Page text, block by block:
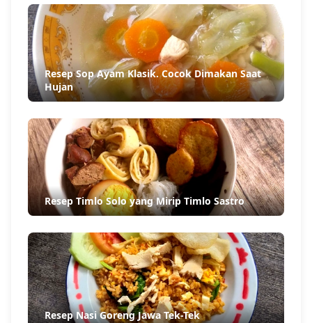
Resep Sop Ayam Klasik. Cocok Dimakan Saat
Hujan
Resep Timlo Solo yang Mirip Timlo Sastro
Resep Nasi Goreng Jawa Tek-Tek